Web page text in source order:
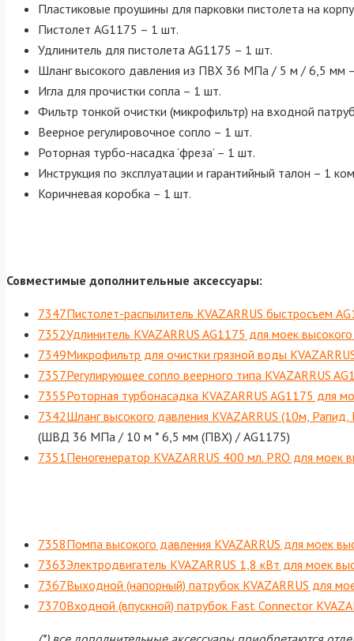
Пластиковые проушины для парковки пистолета на
Пистолет AG1175 – 1 шт.
Удлинитель для пистолета AG1175 – 1 шт.
Шланг высокого давления из ПВХ 36 МПа / 5 м / 6,5 мм
Игла для прочистки сопла – 1 шт.
Фильтр тонкой очистки (микрофильтр) на входной
Веерное регулировочное сопло – 1 шт.
Роторная турбо-насадка ‘фреза’ – 1 шт.
Инструкция по эксплуатации и гарантийный талон – 1
Коричневая коробка – 1 шт.
Совместимые дополнительные аксессуары:
7347Пистолет-распылитель KVAZARRUS быстросъем
7352Удлинитель KVAZARRUS AG1175 для моек
7349Микрофильтр для очистки грязной воды
7357Регулирующее сопло веерного типа KVAZARRUS
7355Роторная турбонасадка KVAZARRUS AG1175 для
7342Шланг высокого давления KVAZARRUS (10м,
(ШВД 36 МПа / 10 м * 6,5 мм (ПВХ) / AG1175)
7351Пеногенератор KVAZARRUS 400 мл. PRO для
7358Помпа высокого давления KVAZARRUS для моек
7363Электродвигатель KVAZARRUS 1,8 кВт для моек
7367Выходной (напорный) патрубок KVAZARRUS для
7370Входной (впускной) патрубок Fast Connector